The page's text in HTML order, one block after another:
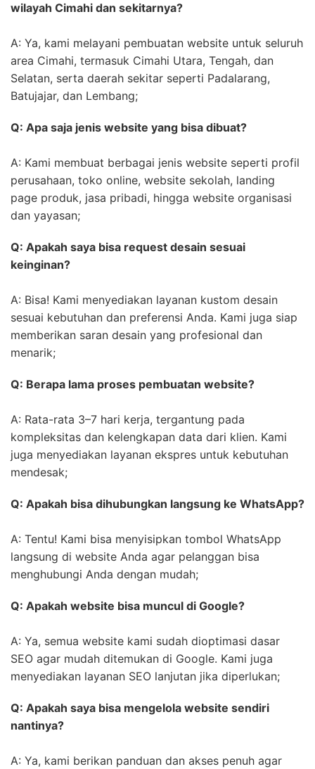
wilayah Cimahi dan sekitarnya?
A: Ya, kami melayani pembuatan website untuk seluruh
area Cimahi, termasuk Cimahi Utara, Tengah, dan
Selatan, serta daerah sekitar seperti Padalarang,
Batujajar, dan Lembang;
Q: Apa saja jenis website yang bisa dibuat?
A: Kami membuat berbagai jenis website seperti profil
perusahaan, toko online, website sekolah, landing
page produk, jasa pribadi, hingga website organisasi
dan yayasan;
Q: Apakah saya bisa request desain sesuai
keinginan?
A: Bisa! Kami menyediakan layanan kustom desain
sesuai kebutuhan dan preferensi Anda. Kami juga siap
memberikan saran desain yang profesional dan
menarik;
Q: Berapa lama proses pembuatan website?
A: Rata-rata 3–7 hari kerja, tergantung pada
kompleksitas dan kelengkapan data dari klien. Kami
juga menyediakan layanan ekspres untuk kebutuhan
mendesak;
Q: Apakah bisa dihubungkan langsung ke WhatsApp?
A: Tentu! Kami bisa menyisipkan tombol WhatsApp
langsung di website Anda agar pelanggan bisa
menghubungi Anda dengan mudah;
Q: Apakah website bisa muncul di Google?
A: Ya, semua website kami sudah dioptimasi dasar
SEO agar mudah ditemukan di Google. Kami juga
menyediakan layanan SEO lanjutan jika diperlukan;
Q: Apakah saya bisa mengelola website sendiri
nantinya?
A: Ya, kami berikan panduan dan akses penuh agar